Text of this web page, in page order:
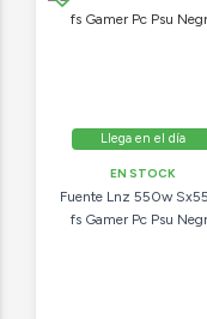
Llega en el día
EN STOCK
Fuente Lnz 550w
fs Gamer Pc Psu